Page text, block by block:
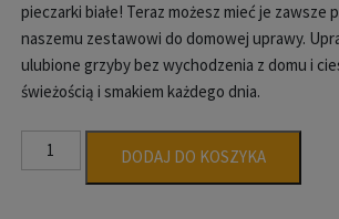
pieczarki białe! Teraz możesz mieć je zawsze
naszemu zestawowi do domowej uprawy.
ulubione grzyby bez wychodzenia z domu i
świeżością i smakiem każdego dnia.
ilość
Pieczarka
DODAJ DO KOSZYKA